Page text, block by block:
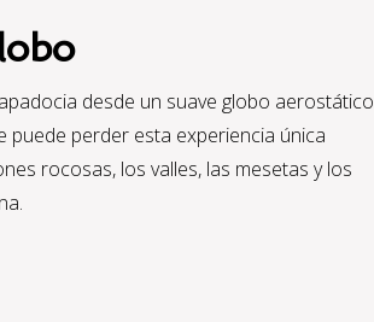
desde un suave globo aerostático
puede perder esta experiencia única
rocosas, los valles, las mesetas y los